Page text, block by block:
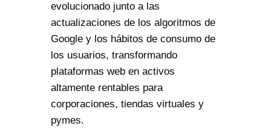
evolucionado junto a las
actualizaciones de los algoritmos de
Google y los hábitos de consumo de
los usuarios, transformando
plataformas web en activos
altamente rentables para
corporaciones, tiendas virtuales y
pymes.